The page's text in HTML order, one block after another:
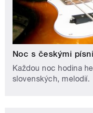
Noc s českými
Každou noc hodina
slovenských, melodií.